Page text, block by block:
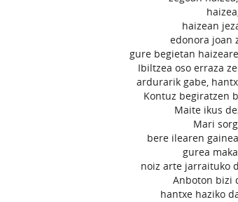
haizea,
haizean
edonora joan
gure begietan
Ibiltzea oso erraza
ardurarik gabe,
Kontuz begiratzen
Maite ikus
Mari
bere ilearen
gurea
noiz arte jarraituko
Anboton bizi
hantxe haziko